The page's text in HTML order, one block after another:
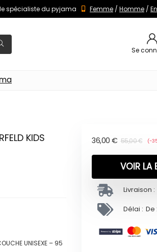
spécialiste du pyjama Femme / Homme /
Se
KIDS
UNISEXE – 95
55,00€
36,00 € (-
VOIR LA
Livraison :
Délai : De